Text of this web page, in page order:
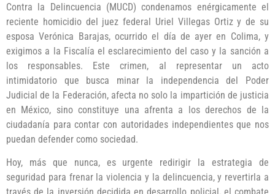
Contra la Delincuencia (MUCD) condenamos enérgicamente el
reciente homicidio del juez federal Uriel Villegas Ortiz y de su
esposa Verónica Barajas, ocurrido el día de ayer en Colima, y
exigimos a la Fiscalía el esclarecimiento del caso y la sanción a
los responsables. Este crimen, al representar un acto
intimidatorio que busca minar la independencia del Poder
Judicial de la Federación, afecta no solo la impartición de justicia
en México, sino constituye una afrenta a los derechos de la
ciudadanía para contar con autoridades independientes que nos
puedan defender como sociedad.
Hoy, más que nunca, es urgente redirigir la estrategia de
seguridad para frenar la violencia y la delincuencia, y revertirla a